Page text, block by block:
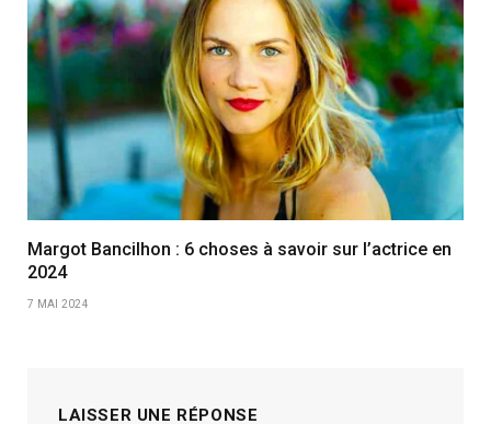
Margot Bancilhon : 6 choses à savoir sur l’actrice en
2024
7 MAI 2024
LAISSER UNE RÉPONSE